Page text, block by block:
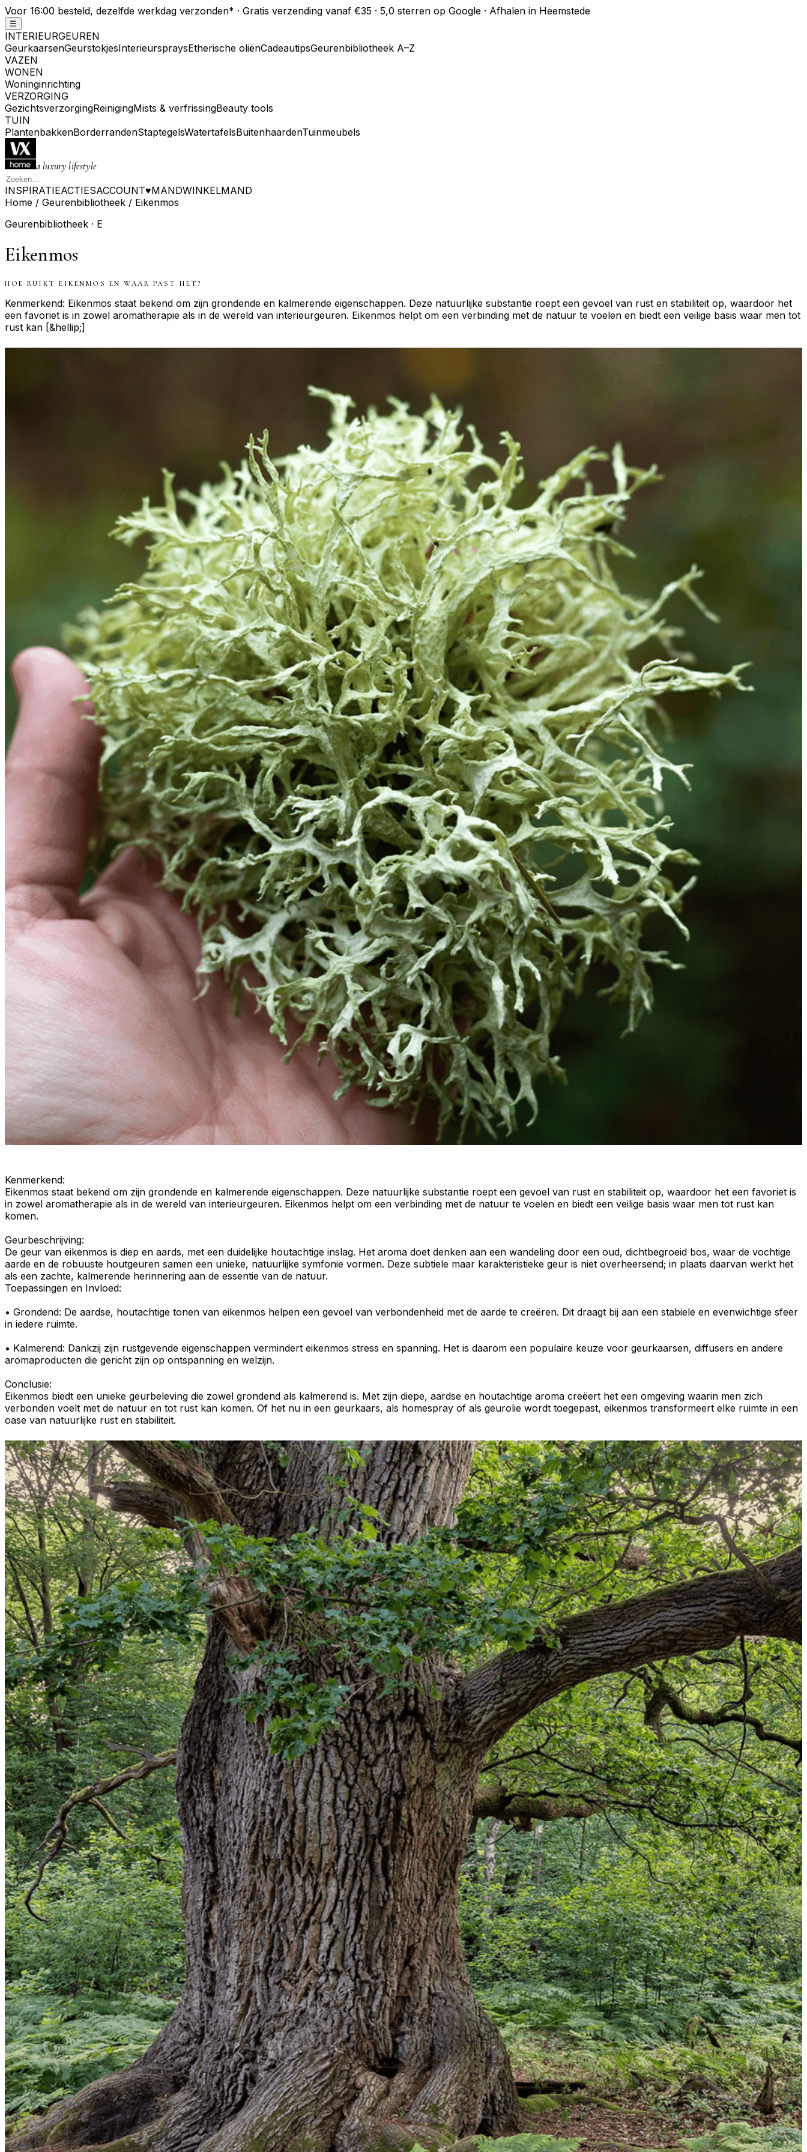
Voor 16:00 besteld, dezelfde werkdag verzonden* · Gratis verzending vanaf €35 · 5,0 sterren op Google · Afhalen in Heemstede
☰
INTERIEURGEUREN
GeurkaarsenGeurstokjesInterieurspraysEtherische oliënCadeautipsGeurenbibliotheek A–Z
VAZEN
WONEN
Woninginrichting
VERZORGING
GezichtsverzorgingReinigingMists & verfrissingBeauty tools
TUIN
PlantenbakkenBorderrandenStaptegelsWatertafelsBuitenhaardenTuinmeubels
a luxury lifestyle
INSPIRATIEACTIESACCOUNT♥MANDWINKELMAND
Home / Geurenbibliotheek / Eikenmos
Geurenbibliotheek · E
Eikenmos
HOE RUIKT EIKENMOS EN WAAR PAST HET?
Kenmerkend: Eikenmos staat bekend om zijn grondende en kalmerende eigenschappen. Deze natuurlijke substantie roept een gevoel van rust en stabiliteit op, waardoor het
een favoriet is in zowel aromatherapie als in de wereld van interieurgeuren. Eikenmos helpt om een verbinding met de natuur te voelen en biedt een veilige basis waar men tot
rust kan [&hellip;]
Kenmerkend:
Eikenmos staat bekend om zijn grondende en kalmerende eigenschappen. Deze natuurlijke substantie roept een gevoel van rust en stabiliteit op, waardoor het een favoriet is
in zowel aromatherapie als in de wereld van interieurgeuren. Eikenmos helpt om een verbinding met de natuur te voelen en biedt een veilige basis waar men tot rust kan
komen.
Geurbeschrijving:
De geur van eikenmos is diep en aards, met een duidelijke houtachtige inslag. Het aroma doet denken aan een wandeling door een oud, dichtbegroeid bos, waar de vochtige
aarde en de robuuste houtgeuren samen een unieke, natuurlijke symfonie vormen. Deze subtiele maar karakteristieke geur is niet overheersend; in plaats daarvan werkt het
als een zachte, kalmerende herinnering aan de essentie van de natuur.
Toepassingen en Invloed:
• Grondend: De aardse, houtachtige tonen van eikenmos helpen een gevoel van verbondenheid met de aarde te creëren. Dit draagt bij aan een stabiele en evenwichtige sfeer
in iedere ruimte.
• Kalmerend: Dankzij zijn rustgevende eigenschappen vermindert eikenmos stress en spanning. Het is daarom een populaire keuze voor geurkaarsen, diffusers en andere
aromaproducten die gericht zijn op ontspanning en welzijn.
Conclusie:
Eikenmos biedt een unieke geurbeleving die zowel grondend als kalmerend is. Met zijn diepe, aardse en houtachtige aroma creëert het een omgeving waarin men zich
verbonden voelt met de natuur en tot rust kan komen. Of het nu in een geurkaars, als homespray of als geurolie wordt toegepast, eikenmos transformeert elke ruimte in een
oase van natuurlijke rust en stabiliteit.